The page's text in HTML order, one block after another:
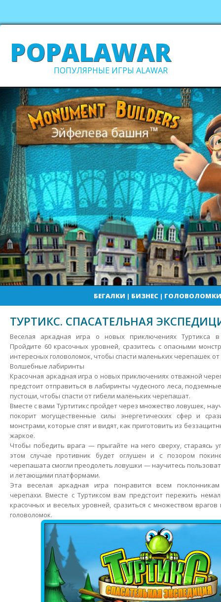
POPALAWAR
ПОПУЛЯРНЫЕ ИГРЫ ALAWAR
БЕГАЛКИ | БИЗНЕС| ГОЛОВОЛОМКИ
ТУРТИКС. СПАСАТЕЛЬНАЯ
Веселая аркадная игра о новых приключениях Туртикса
Пройдите 60 красочных уровней, сразитесь с опасными
интересных головоломок, чтобы спасти маленьких черепашек от
Волшебные лабиринты
Красочная аркадная игра о новых приключениях отважной
предстоит отправиться в лабиринты чудесного леса,
пустоши, чтобы спасти от гибели маленьких черепашат.
Вместе с вами Туртитикс пройдет через множество ловушек,
покорит могущественные силы энергетических сфер и
монстрами, которые спят и видят, как приготовить из
жаркое.
Чтобы победить врага — прыгайте на него сверху, стараясь
этом случае противник будет оглушен и с позором
черепашата смогли преодолеть ловушки — научитесь
и летающими платформами.
Эта веселая аркадная игра понравится всем
черепахи. Вместе с Туртиксом вам предстоит пережить
красочных и веселых уровней, сразиться с множеством
головоломок.